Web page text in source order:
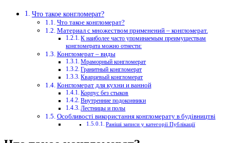
Что такое конгломерат?
Что такое конгломерат?
Материал с множеством применений – конгломерат.
К наиболее часто упоминаемым преимуществам
конгломерата можно отнести:
Конгломерат – виды
Мраморный конгломерат
Гранитный конгломерат
Кварцевый конгломерат
Конгломерат для кухни и ванной
Корпус без стыков
Внутренние подоконники
Лестницы и полы
Особливості використання конгломерату в будівництві
Раніші записи у категорії Публікації